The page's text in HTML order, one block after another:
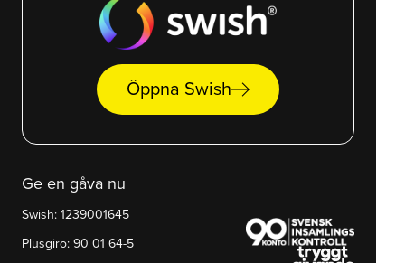
Öppna Swisharrow_right_alt
Ge en gåva nu
Swish: 1239001645
Plusgiro: 90 01 64-5